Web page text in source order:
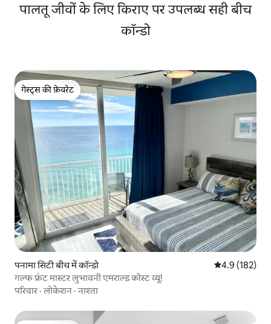
पालतू जीवों के लिए किराए पर उपलब्ध सही बीच
कॉन्डो
गेस्ट्स की फ़ेवरेट
गेस्ट्स की फ़ेवरेट
पनामा सिटी बीच में कॉन्डो औसत रेटिंग 5 में
4.9 (182)
गल्फ फ्रंट मास्टर लुभावनी एमराल्ड कोस्ट व्यू!
परिवार ·लोकेशन ·नाश्ता